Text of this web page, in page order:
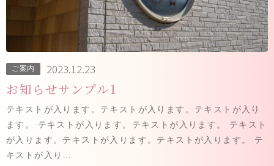
ご案内 2023.12.23
お知らせサンプル1
テキストが入ります。テキストが入ります。テキストが入り
ます。 テキストが入ります。テキストが入ります。 テキスト
が入ります。テキストが入ります。テキストが入ります。 テ
キストが入り…